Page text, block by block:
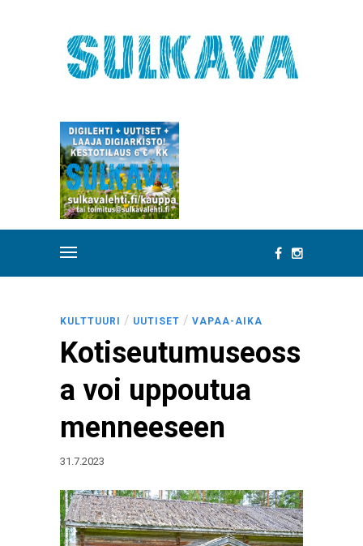
KULTTUURI / UUTISET / VAPAA-AIKA
Kotiseutumuseoss
a voi uppoutua
menneeseen
31.7.2023